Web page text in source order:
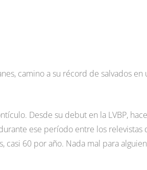
camino a su récord de salvados en
Desde su debut en la LVBP, hace
ese período entre los relevistas
casi 60 por año. Nada mal para alguien